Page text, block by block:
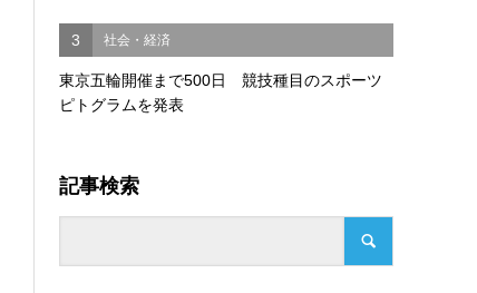
3 社会・経済
東京五輪開催まで500日 競技種目のスポーツ
ピトグラムを発表
記事検索